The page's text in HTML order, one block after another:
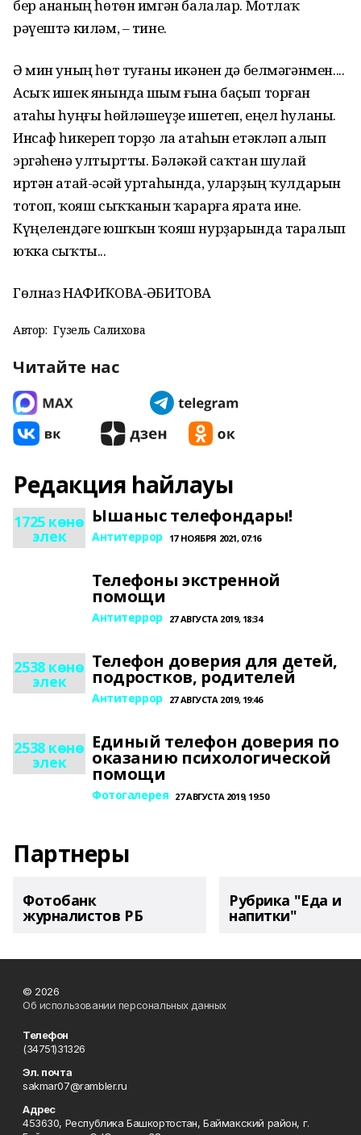
бер ананың һөтөн имгән балалар. Мотлаҡ
рәүештә киләм, – тине.
Ә мин уның һөт туғаны икәнен дә белмәгәнмен....
Асыҡ ишек янында шым ғына баҫып торған
атаһы һуңғы һөйләшеүҙе ишетеп, еңел һуланы.
Инсаф һикереп торҙо ла атаһын етәкләп алып
эргәһенә ултыртты. Бәләкәй саҡтан шулай
иртән атай-әсәй уртаһында, уларҙың ҡулдарын
тотоп, ҡояш сыҡҡанын ҡарарға ярата ине.
Күңелендәге юшҡын ҡояш нурҙарында таралып
юҡка сыҡты...
Гөлназ НАФИҠОВА-ҒӘБИТОВА
Автор: Гузель Салихова
Читайте нас
Редакция һайлауы
1725 көнө
элек
Ышаныс телефондары!
Антитеррор 17 НОЯБРЯ 2021, 07:16
Телефоны экстренной
помощи
Антитеррор 27 АВГУСТА 2019, 18:34
2538 көнө
элек
Телефон доверия для детей,
подростков, родителей
Антитеррор 27 АВГУСТА 2019, 19:46
2538 көнө
элек
Единый телефон доверия по
оказанию психологической
помощи
Фотогалерея 27 АВГУСТА 2019, 19:50
Партнеры
Фотобанк
журналистов РБ
Рубрика "Еда и
напитки"
© 2026
Об использовании персональных данных
Телефон
(34751)31326
Эл. почта
sakmar07@rambler.ru
Адрес
453630, Республика Башкортостан, Баймакский район, г.